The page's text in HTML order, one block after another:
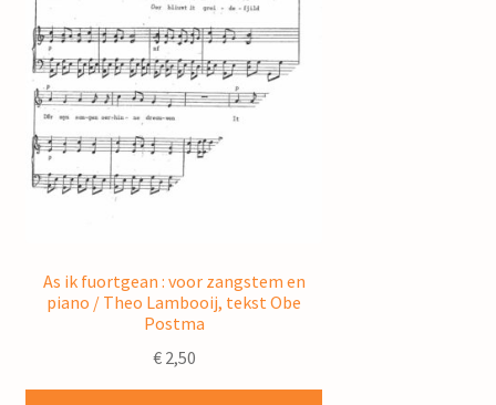
As ik fuortgean : voor zangstem en
piano / Theo Lambooij, tekst Obe
Postma
€2,50